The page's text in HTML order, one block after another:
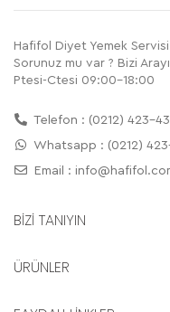
Hafifol Diyet Yemek Servisi
Sorunuz mu var ? Bizi
Ptesi-Ctesi 09:00-18:00
Telefon : (0212) 423-
Whatsapp : (0212)
Email :
BİZİ TANIYIN
ÜRÜNLER